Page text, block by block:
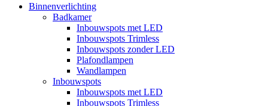
Binnenverlichting
Badkamer
Inbouwspots met LED
Inbouwspots Trimless
Inbouwspots zonder LED
Plafondlampen
Wandlampen
Inbouwspots
Inbouwspots met LED
Inbouwspots Trimless